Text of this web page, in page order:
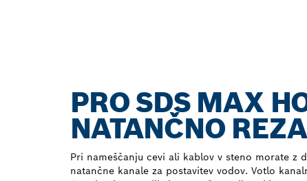
PRO SDS MAX
NATANČNO
Pri nameščanju cevi ali kablov v steno morate z
natančne kanale za postavitev vodov. Votlo